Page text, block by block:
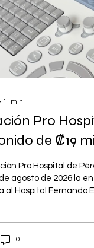
∙ 1 min
Pro
de ₡19
Pro Hospital de
agosto de 2026 la
al Hospital Fernando
0